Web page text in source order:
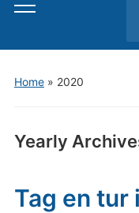
Toggle
menu
Home» 2020
Yearly
Tag en tur